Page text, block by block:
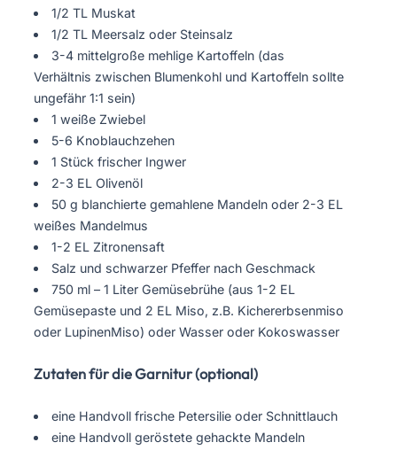
1/2 TL Muskat
1/2 TL Meersalz oder Steinsalz
3-4 mittelgroße mehlige Kartoffeln (das
Verhältnis zwischen Blumenkohl und Kartoffeln sollte
ungefähr 1:1 sein)
1 weiße Zwiebel
5-6 Knoblauchzehen
1 Stück frischer Ingwer
2-3 EL Olivenöl
50 g blanchierte gemahlene Mandeln oder 2-3 EL
weißes Mandelmus
1-2 EL Zitronensaft
Salz und schwarzer Pfeffer nach Geschmack
750 ml – 1 Liter Gemüsebrühe (aus 1-2 EL
Gemüsepaste und 2 EL Miso, z.B. Kichererbsenmiso
oder LupinenMiso) oder Wasser oder Kokoswasser
Zutaten für die Garnitur (optional)
eine Handvoll frische Petersilie oder Schnittlauch
eine Handvoll geröstete gehackte Mandeln